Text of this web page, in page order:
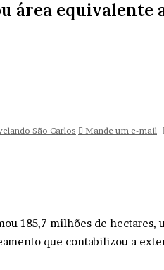
área equivalente
São Carlos Mande um e-mail
185,7 milhões de
que contabilizou a